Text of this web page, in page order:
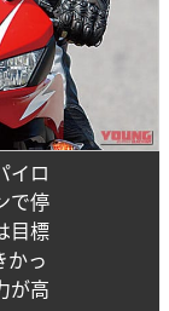
イロ
で停
目標
かっ
が高